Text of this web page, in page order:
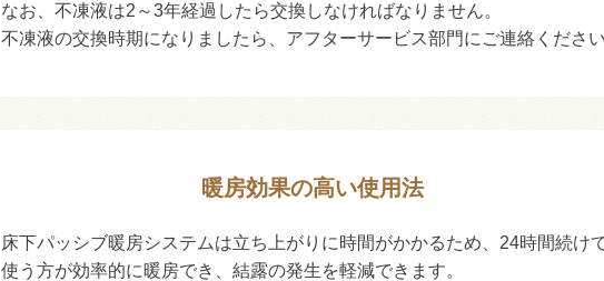
なお、不凍液は2～3年経過したら交換しなければなりません。
不凍液の交換時期になりましたら、アフターサービス部門にご連絡ください
暖房効果の高い使用法
床下パッシブ暖房システムは立ち上がりに時間がかかるため、24時間続け
使う方が効率的に暖房でき、結露の発生を軽減できます。